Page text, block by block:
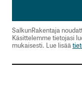
Tilaa
SalkunRakentaja
Käsittelemme tietojasi
mukaisesti. Lue lisää